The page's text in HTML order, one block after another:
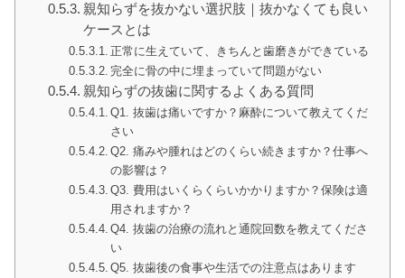
親知らずを抜かない選択肢｜抜かなくても良い
ケースとは
正常に生えていて、きちんと歯磨きができている
完全に骨の中に埋まっていて問題がない
親知らずの抜歯に関するよくある質問
Q1. 抜歯は痛いですか？麻酔について教えてくだ
さい
Q2. 痛みや腫れはどのくらい続きますか？仕事へ
の影響は？
Q3. 費用はいくらくらいかかりますか？保険は適
用されますか？
Q4. 抜歯の治療の流れと通院回数を教えてくださ
い
Q5. 抜歯後の食事や生活での注意点はあります